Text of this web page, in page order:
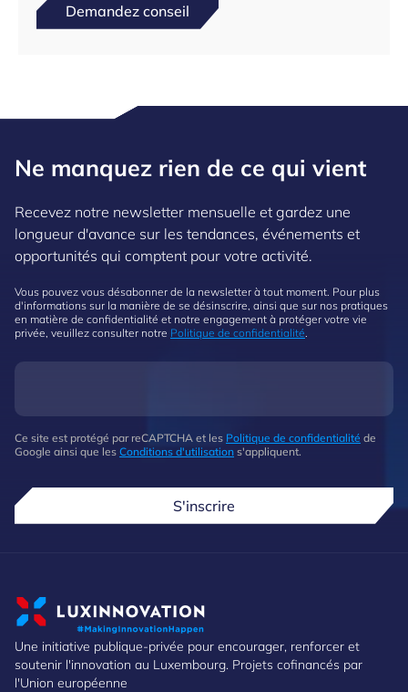
Demandez conseil
Ne manquez rien de ce qui vient
Recevez notre newsletter mensuelle et gardez une
longueur d'avance sur les tendances, événements et
opportunités qui comptent pour votre activité.
Vous pouvez vous désabonner de la newsletter à tout moment. Pour plus
d'informations sur la manière de se désinscrire, ainsi que sur nos pratiques
en matière de confidentialité et notre engagement à protéger votre vie
privée, veuillez consulter notre Politique de confidentialité
Ce site est protégé par reCAPTCHA et les Politique de confidentialité de
Google ainsi que les Conditions d'utilisation s'appliquent.
S'inscrire
Une initiative publique-privée pour encourager, renforcer et
soutenir l'innovation au Luxembourg. Projets cofinancés par
l'Union européenne